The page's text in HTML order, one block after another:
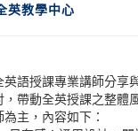
英教學中心
語授課專業講師分享
帶動全英授課之整體
主，內容如下：